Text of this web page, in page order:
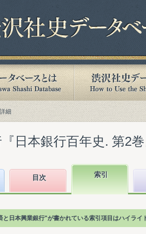
細
日本銀行百年史. 第2
目次 索引
と日本興業銀行"が書かれている索引項目はハイライ